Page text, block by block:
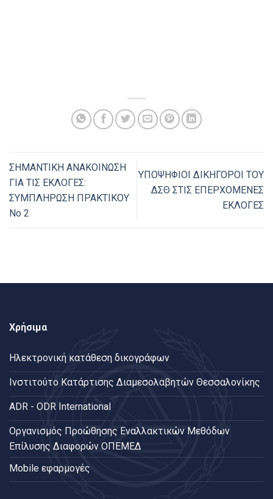
ΣΗΜΑΝΤΙΚΗ ΑΝΑΚΟΙΝΩΣΗ
ΓΙΑ ΤΙΣ ΕΚΛΟΓΕΣ:
ΣΥΜΠΛΗΡΩΣΗ ΠΡΑΚΤΙΚΟΥ
Νο 2
ΥΠΟΨΗΦΙΟΙ ΔΙΚΗΓΟΡΟΙ ΤΟΥ
ΔΣΘ ΣΤΙΣ ΕΠΕΡΧΟΜΕΝΕΣ
ΕΚΛΟΓΕΣ
Χρήσιμα
Ηλεκτρονική κατάθεση δικογράφων
Ινστιτούτο Κατάρτισης Διαμεσολαβητών Θεσσαλονίκης
ADR - ODR International
Oργανισμός Προώθησης Εναλλακτικών Μεθόδων
Επίλυσης Διαφορών ΟΠΕΜΕΔ
Mobile εφαρμογές